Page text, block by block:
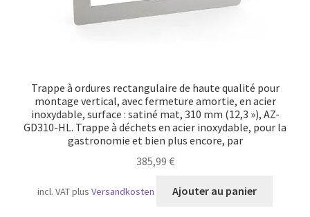
Trappe à ordures rectangulaire de haute qualité pour
montage vertical, avec fermeture amortie, en acier
inoxydable, surface : satiné mat, 310 mm (12,3 »), AZ-
GD310-HL. Trappe à déchets en acier inoxydable, pour la
gastronomie et bien plus encore, par
385,99 €
incl. VATplusVersandkosten Ajouter au panier